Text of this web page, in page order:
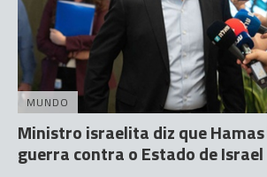
MUNDO
Ministro israelita diz que
guerra contra o Estado de Israel